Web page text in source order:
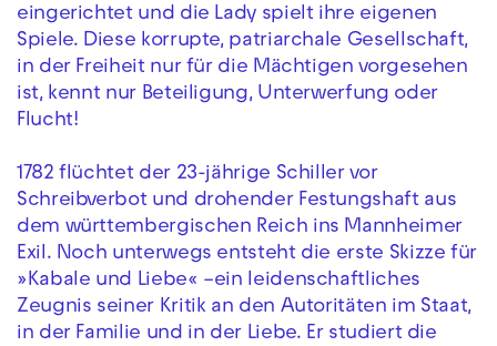
eingerichtet und die Lady spielt ihre eigenen
Spiele. Diese korrupte, patriarchale Gesellschaft,
in der Freiheit nur für die Mächtigen vorgesehen
ist, kennt nur Beteiligung, Unterwerfung oder
Flucht!
1782 flüchtet der 23-jährige Schiller vor
Schreibverbot und drohender Festungshaft aus
dem württembergischen Reich ins Mannheimer
Exil. Noch unterwegs entsteht die erste Skizze für
»Kabale und Liebe« –ein leidenschaftliches
Zeugnis seiner Kritik an den Autoritäten im Staat,
in der Familie und in der Liebe. Er studiert die